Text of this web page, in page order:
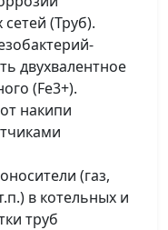
(Труб).
двухвалентное
(Fe3+).
накипи
(газ,
в котельных и
труб